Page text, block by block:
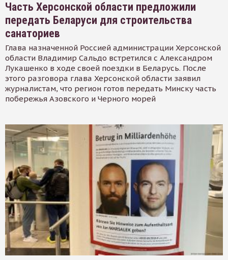
Часть Херсонской области предложили
передать Беларуси для строительства
санаториев
Глава назначенной Россией администрации Херсонской
области Владимир Сальдо встретился с Александром
Лукашенко в ходе своей поездки в Беларусь. После
этого разговора глава Херсонской области заявил
журналистам, что регион готов передать Минску часть
побережья Азовского и Черного морей